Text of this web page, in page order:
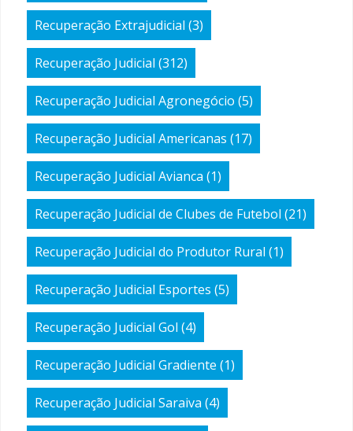
Recuperação Extrajudicial (3)
Recuperação Judicial (312)
Recuperação Judicial Agronegócio (5)
Recuperação Judicial Americanas (17)
Recuperação Judicial Avianca (1)
Recuperação Judicial de Clubes de Futebol (21)
Recuperação Judicial do Produtor Rural (1)
Recuperação Judicial Esportes (5)
Recuperação Judicial Gol (4)
Recuperação Judicial Gradiente (1)
Recuperação Judicial Saraiva (4)